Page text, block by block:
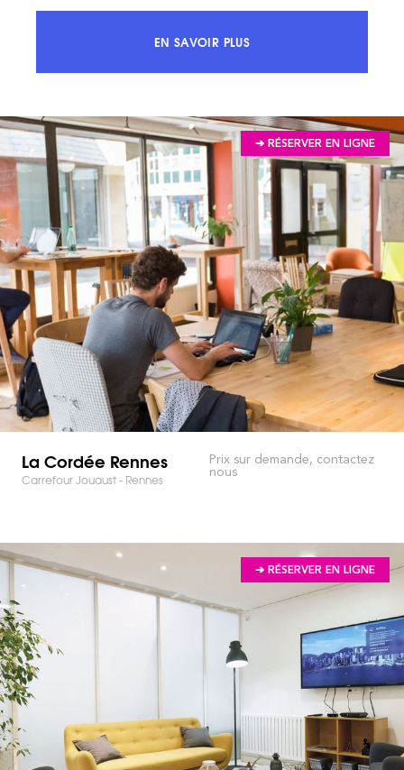
EN SAVOIR PLUSACCÉDEZ À 100% DU MARCHÉ ET
➔ RÉSERVER EN LIGNE
La Cordée Rennes
Carrefour Jouaust - Rennes
Prix sur demande, contactez
nous
➔ RÉSERVER EN LIGNE